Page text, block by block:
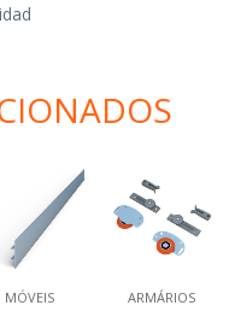
MÓVEIS ARMÁRIOS